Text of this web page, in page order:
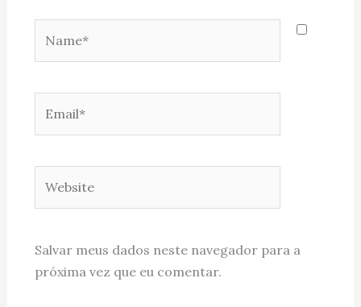
Salvar meus dados neste navegador para a
próxima vez que eu comentar.